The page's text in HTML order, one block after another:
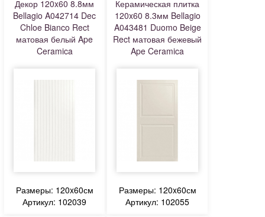
Декор 120x60 8.8мм
Bellagio A042714 Dec
Chloe Bianco Rect
матовая белый Ape
Ceramica
Размеры: 120x60см
Артикул: 102039
Керамическая плитка
120x60 8.3мм Bellagio
A043481 Duomo Beige
Rect матовая бежевый
Ape Ceramica
Размеры: 120x60см
Артикул: 102055